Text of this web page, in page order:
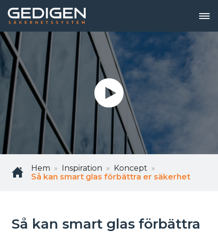
Hem Inspiration
Koncept
Så kan smart glas förbättra er säkerhet
Så kan smart glas förbättra